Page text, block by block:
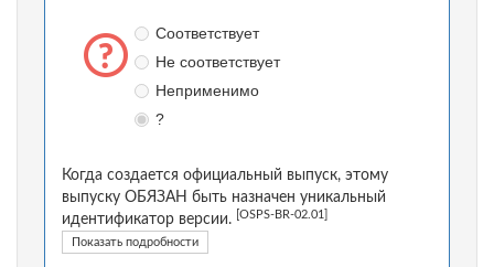
Соответствует
Не соответствует
Неприменимо
?
Когда создается официальный выпуск, этому
выпуску ОБЯЗАН быть назначен уникальный
идентификатор версии.
[OSPS-BR-02.01]
Показать подробности